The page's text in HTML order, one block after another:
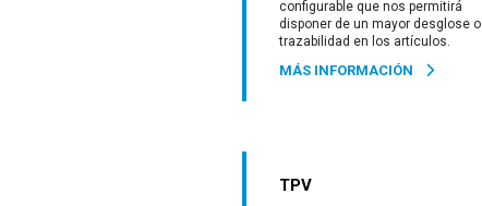
configurable que nos permitirá
disponer de un mayor desglose o
trazabilidad en los artículos.
MÁS INFORMACIÓN
TPV